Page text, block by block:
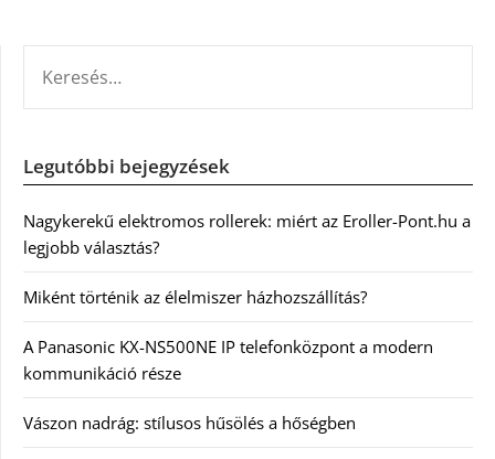
Legutóbbi bejegyzések
Nagykerekű elektromos rollerek: miért az Eroller-Pont.hu a
legjobb választás?
Miként történik az élelmiszer házhozszállítás?
A Panasonic KX-NS500NE IP telefonközpont a modern
kommunikáció része
Vászon nadrág: stílusos hűsölés a hőségben